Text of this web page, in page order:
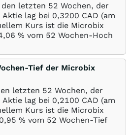
letzten 52 Wochen, der
lag bei 0,3200 CAD (am
Kurs ist die Microbix
% vom 52 Wochen-Hoch
Tief der Microbix
letzten 52 Wochen, der
lag bei 0,2100 CAD (am
Kurs ist die Microbix
% vom 52 Wochen-Tief